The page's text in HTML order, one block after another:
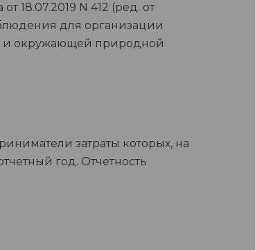
18.07.2019 N 412 (ред. от
для организации
и окружающей природной
затраты которых, на
год. Отчетность